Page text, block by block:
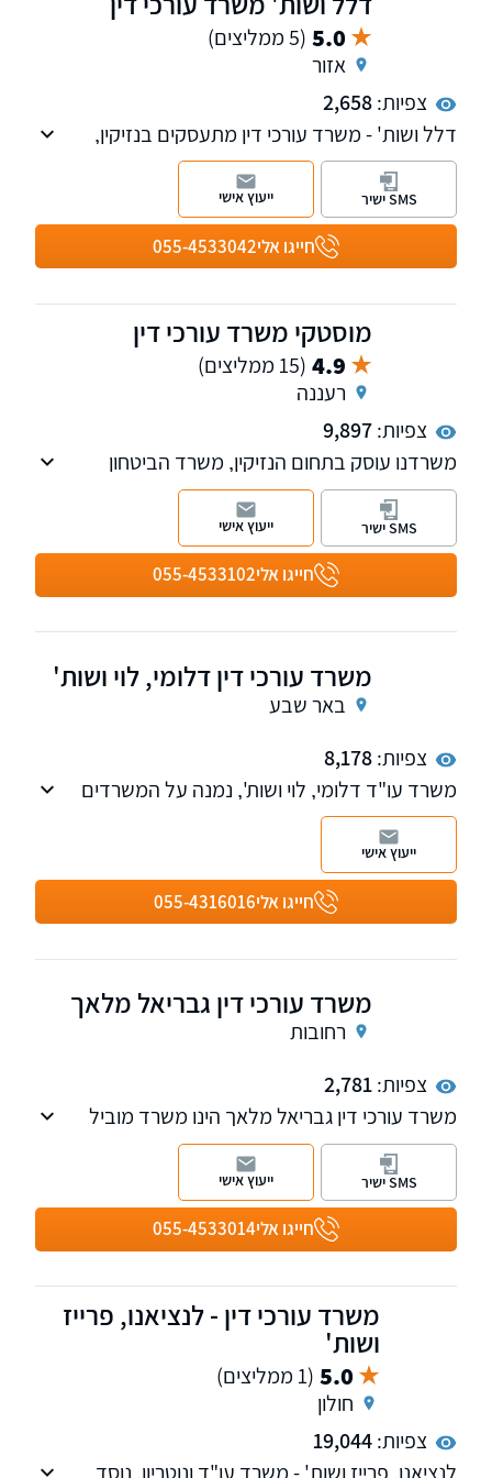
5.0 (5 ממליצים)
אזור
צפיות:2,658
דלל ושות' - משרד עורכי דין מתעסקים בנזיקין,
ביטוח, מקרקעין נדל"ן ,הוצאה לפועל וגביית חובות.
חייגו אלי055-4533042
SMS ישיר ייעוץ אישי
מוסטקי משרד עורכי דין
4.9 (15 ממליצים)
רעננה
צפיות:9,897
משרדנו עוסק בתחום הנזיקין, משרד הביטחון
ותביעות ביטוח מורכבות, לרבות נזקי גוף ותאונות
וייצוג נפגעים מול ביטוח לאומי וחברות הביטוח, ייצוג
אנשי כוחות הביטחון מול אגף השיקום במשרד
הביטחון . שלוחות ברעננה ובחיפה
חייגו אלי055-4533102
SMS ישיר ייעוץ אישי
משרד עורכי דין דלומי, לוי ושות'
באר שבע
צפיות:8,178
משרד עו"ד דלומי, לוי ושות', נמנה על המשרדים
הבולטים והמובילים בתחומם באזור הדרום
חייגו אלי055-4316016
ייעוץ אישי
משרד עורכי דין גבריאל מלאך
רחובות
צפיות:2,781
משרד עורכי דין גבריאל מלאך הינו משרד מוביל
בעל ניסיון רב בתחום נזקי גוף ותאונות ורשלנות
רפואית.
חייגו אלי055-4533014
SMS ישיר ייעוץ אישי
משרד עורכי דין - לנציאנו, פרייז
ושות'
5.0 (1 ממליצים)
חולון
צפיות:19,044
לנציאנו, פרייז ושות' - משרד עו"ד ונוטריון, נוסד